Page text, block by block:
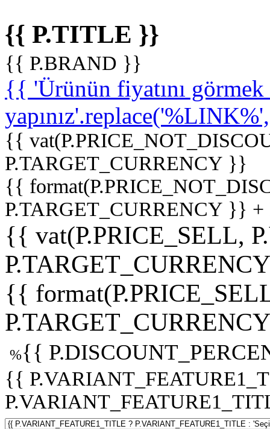
{{ P.TITLE }}
{{ P.BRAND }}
{{ 'Ürünün fiyatını
{{
P.TARGET_CURRENCY }}
{{
P.TARGET_CURRENCY }}
{{ vat(P.PRICE_SELL,
{{
%{{
{{